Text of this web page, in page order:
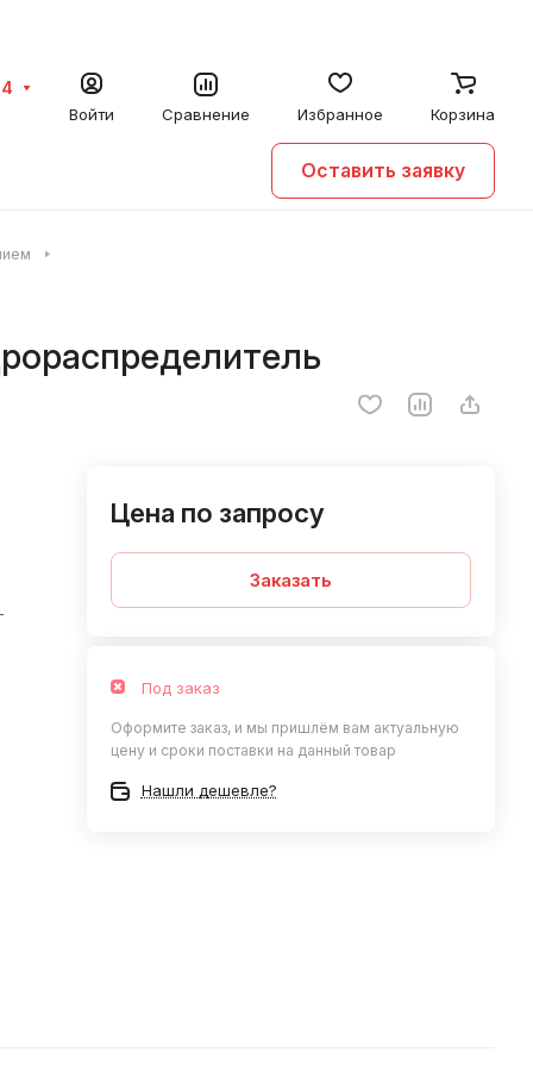
Войти Сравнение Избранное Корзина
Оставить заявку
Цена по запросу
Заказать
Под заказ
Оформите заказ, и мы пришлём вам актуальную
цену и сроки поставки на данный товар
Нашли дешевле?